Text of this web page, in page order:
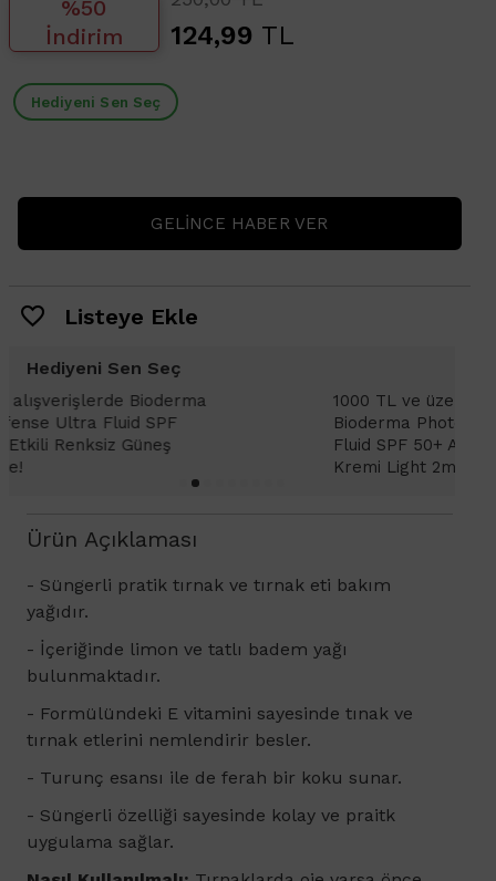
%50
İndirim
124,99 TL
Hediyeni Sen Seç
GELINCE HABER VER
Listeye Ekle
Hediyeni Sen Seç
1000 TL ve üzeri alışverişlerinizde
Bioderma Photoderm XDefense Ultra
Fluid SPF 50+ Antioksidan Renkli Güneş
Ürün Açıklaması
- Süngerli pratik tırnak ve tırnak eti bakım
yağıdır.
- İçeriğinde limon ve tatlı badem yağı
bulunmaktadır.
- Formülündeki E vitamini sayesinde tınak ve
tırnak etlerini nemlendirir besler.
- Turunç esansı ile de ferah bir koku sunar.
- Süngerli özelliği sayesinde kolay ve praitk
uygulama sağlar.